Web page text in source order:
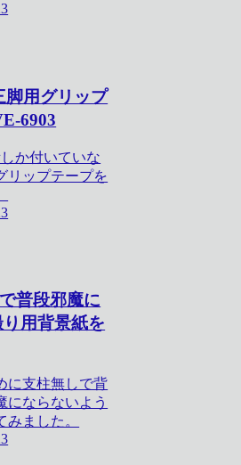
脚用グリップ
6903
か付いていな
リップテープを
普段邪魔に
用背景紙を
に支柱無しで背
にならないよう
ました。